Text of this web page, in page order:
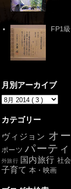
FP1級
月別アーカイブ
カテゴリー
ヴィジョン オ
ポーツパーティ
外旅行 国内旅行 社
子育て 本・映画